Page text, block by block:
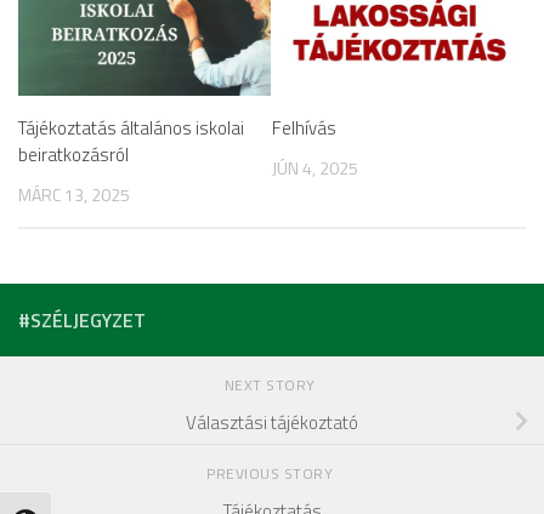
Tájékoztatás általános iskolai
beiratkozásról
MÁRC 13, 2025
Felhívás
JÚN 4, 2025
#SZÉLJEGYZET
NEXT STORY
Választási tájékoztató
PREVIOUS STORY